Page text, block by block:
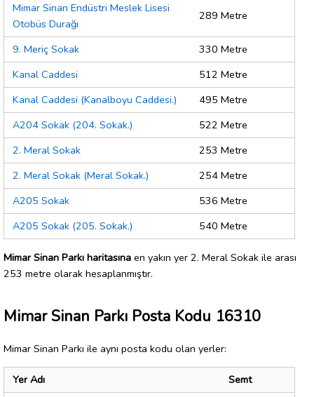
Mimar Sinan Endüstri Meslek Lisesi
Otobüs Durağı
289 Metre
9. Meriç Sokak
330 Metre
Kanal Caddesi
512 Metre
Kanal Caddesi (Kanalboyu Caddesi.)
495 Metre
A204 Sokak (204. Sokak.)
522 Metre
2. Meral Sokak
253 Metre
2. Meral Sokak (Meral Sokak.)
254 Metre
A205 Sokak
536 Metre
A205 Sokak (205. Sokak.)
540 Metre
Mimar Sinan Parkı haritasına en yakın yer 2. Meral Sokak ile arası
253 metre olarak hesaplanmıştır.
Mimar Sinan Parkı Posta Kodu 16310
Mimar Sinan Parkı ile aynı posta kodu olan yerler:
Yer Adı
Semt